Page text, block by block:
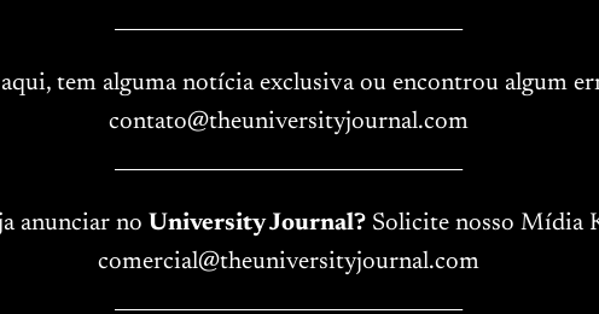
tem alguma notícia exclusiva ou encontrou algum
contato@theuniversityjournal.com
anunciar no University Journal? Solicite nosso Mídia
comercial@theuniversityjournal.com